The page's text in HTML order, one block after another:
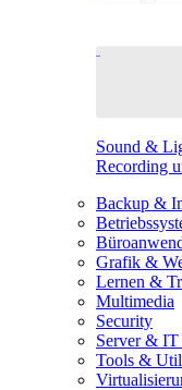
Sound &
Recording
Backup &
Grafik &
Lernen &
Multimedia
Security
Server & IT
Tools &